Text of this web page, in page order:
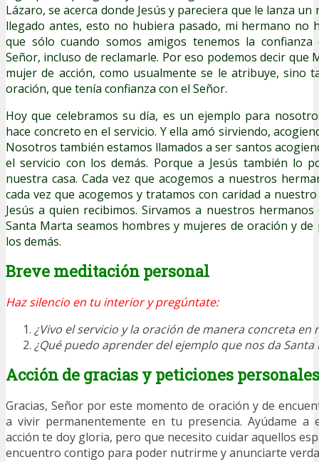
Lázaro, se acerca donde Jesús y pareciera que le lanza un
llegado antes, esto no hubiera pasado, mi hermano no
que sólo cuando somos amigos tenemos la confianza
Señor, incluso de reclamarle. Por eso podemos decir que
mujer de acción, como usualmente se le atribuye, sino
oración, que tenía confianza con el Señor.
Hoy que celebramos su día, es un ejemplo para
hace concreto en el servicio. Y ella amó sirviendo,
Nosotros también estamos llamados a ser santos
el servicio con los demás. Porque a Jesús también lo
nuestra casa. Cada vez que acogemos a nuestros
cada vez que acogemos y tratamos con caridad a
Jesús a quien recibimos. Sirvamos a nuestros
Santa Marta seamos hombres y mujeres de oración y
los demás.
Breve meditación personal
Haz silencio en tu interior y pregúntate:
¿Vivo el servicio y la oración de manera concreta en
¿Qué puedo aprender del ejemplo que nos da Santa
Acción de gracias y peticiones personales
Gracias, Señor por este momento de oración y de
a vivir permanentemente en tu presencia. Ayúdame a
acción te doy gloria, pero que necesito cuidar aquellos
encuentro contigo para poder nutrirme y anunciarte